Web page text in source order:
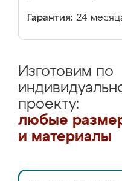
Гарантия: 24
Изготовим по
проекту:
любые
и материалы